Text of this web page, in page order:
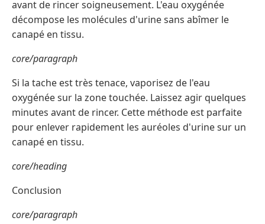
avant de rincer soigneusement. L'eau oxygénée
décompose les molécules d'urine sans abîmer le
canapé en tissu.
core/paragraph
Si la tache est très tenace, vaporisez de l'eau
oxygénée sur la zone touchée. Laissez agir quelques
minutes avant de rincer. Cette méthode est parfaite
pour enlever rapidement les auréoles d'urine sur un
canapé en tissu.
core/heading
Conclusion
core/paragraph